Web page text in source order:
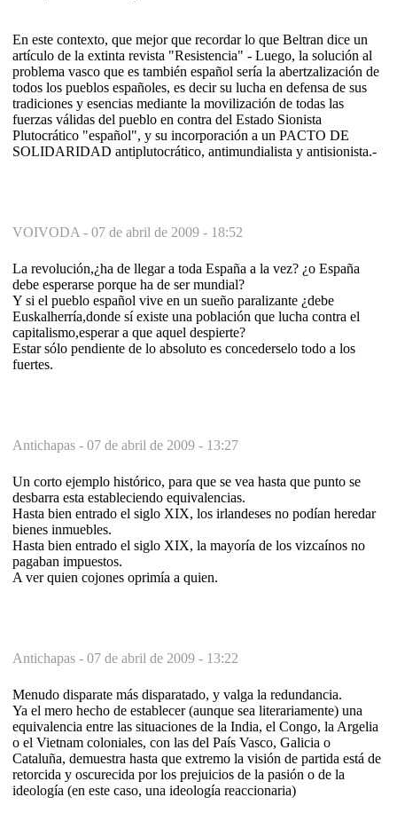
En este contexto, que mejor que recordar lo que Beltran dice un
artículo de la extinta revista "Resistencia" - Luego, la solución al
problema vasco que es también español sería la abertzalización de
todos los pueblos españoles, es decir su lucha en defensa de sus
tradiciones y esencias mediante la movilización de todas las
fuerzas válidas del pueblo en contra del Estado Sionista
Plutocrático "español", y su incorporación a un PACTO DE
SOLIDARIDAD antiplutocrático, antimundialista y antisionista.-
VOIVODA - 07 de abril de 2009 - 18:52
La revolución,¿ha de llegar a toda España a la vez? ¿o España
debe esperarse porque ha de ser mundial?
Y si el pueblo español vive en un sueño paralizante ¿debe
Euskalherría,donde sí existe una población que lucha contra el
capitalismo,esperar a que aquel despierte?
Estar sólo pendiente de lo absoluto es concederselo todo a los
fuertes.
Antichapas - 07 de abril de 2009 - 13:27
Un corto ejemplo histórico, para que se vea hasta que punto se
desbarra esta estableciendo equivalencias.
Hasta bien entrado el siglo XIX, los irlandeses no podían heredar
bienes inmuebles.
Hasta bien entrado el siglo XIX, la mayoría de los vizcaínos no
pagaban impuestos.
A ver quien cojones oprimía a quien.
Antichapas - 07 de abril de 2009 - 13:22
Menudo disparate más disparatado, y valga la redundancia.
Ya el mero hecho de establecer (aunque sea literariamente) una
equivalencia entre las situaciones de la India, el Congo, la Argelia
o el Vietnam coloniales, con las del País Vasco, Galicia o
Cataluña, demuestra hasta que extremo la visión de partida está de
retorcida y oscurecida por los prejuicios de la pasión o de la
ideología (en este caso, una ideología reaccionaria)